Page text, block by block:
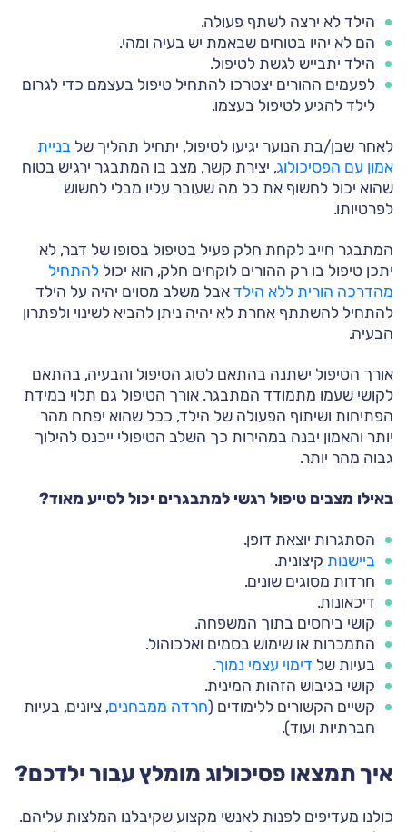
הילד לא ירצה לשתף פעולה.
הם לא יהיו בטוחים שבאמת יש בעיה ומהי.
הילד יתבייש לגשת לטיפול.
לפעמים ההורים יצטרכו להתחיל טיפול בעצמם כדי לגרום
לילד להגיע לטיפול בעצמו.
לאחר שבן/בת הנוער יגיעו לטיפול, יתחיל תהליך של בניית
אמון עם הפסיכולוג, יצירת קשר, מצב בו המתבגר ירגיש בטוח
שהוא יכול לחשוף את כל מה שעובר עליו מבלי לחשוש
לפרטיותו.
המתבגר חייב לקחת חלק פעיל בטיפול בסופו של דבר, לא
יתכן טיפול בו רק ההורים לוקחים חלק, הוא יכול להתחיל
מהדרכה הורית ללא הילד אבל משלב מסוים יהיה על הילד
להתחיל להשתתף אחרת לא יהיה ניתן להביא לשינוי ולפתרון
הבעיה.
אורך הטיפול ישתנה בהתאם לסוג הטיפול והבעיה, בהתאם
לקושי שעמו מתמודד המתבגר. אורך הטיפול גם תלוי במידת
הפתיחות ושיתוף הפעולה של הילד, ככל שהוא יפתח מהר
יותר והאמון יבנה במהירות כך השלב הטיפולי ייכנס להילוך
גבוה מהר יותר.
באילו מצבים טיפול רגשי למתבגרים יכול לסייע מאוד?
הסתגרות יוצאת דופן.
ביישנות קיצונית.
חרדות מסוגים שונים.
דיכאונות.
קושי ביחסים בתוך המשפחה.
התמכרות או שימוש בסמים ואלכוהול.
בעיות של דימוי עצמי נמוך.
קושי בגיבוש הזהות המינית.
קשיים הקשורים ללימודים (חרדה ממבחנים, ציונים, בעיות
חברתיות ועוד).
איך תמצאו פסיכולוג מומלץ עבור ילדכם?
כולנו מעדיפים לפנות לאנשי מקצוע שקיבלנו המלצות עליהם.